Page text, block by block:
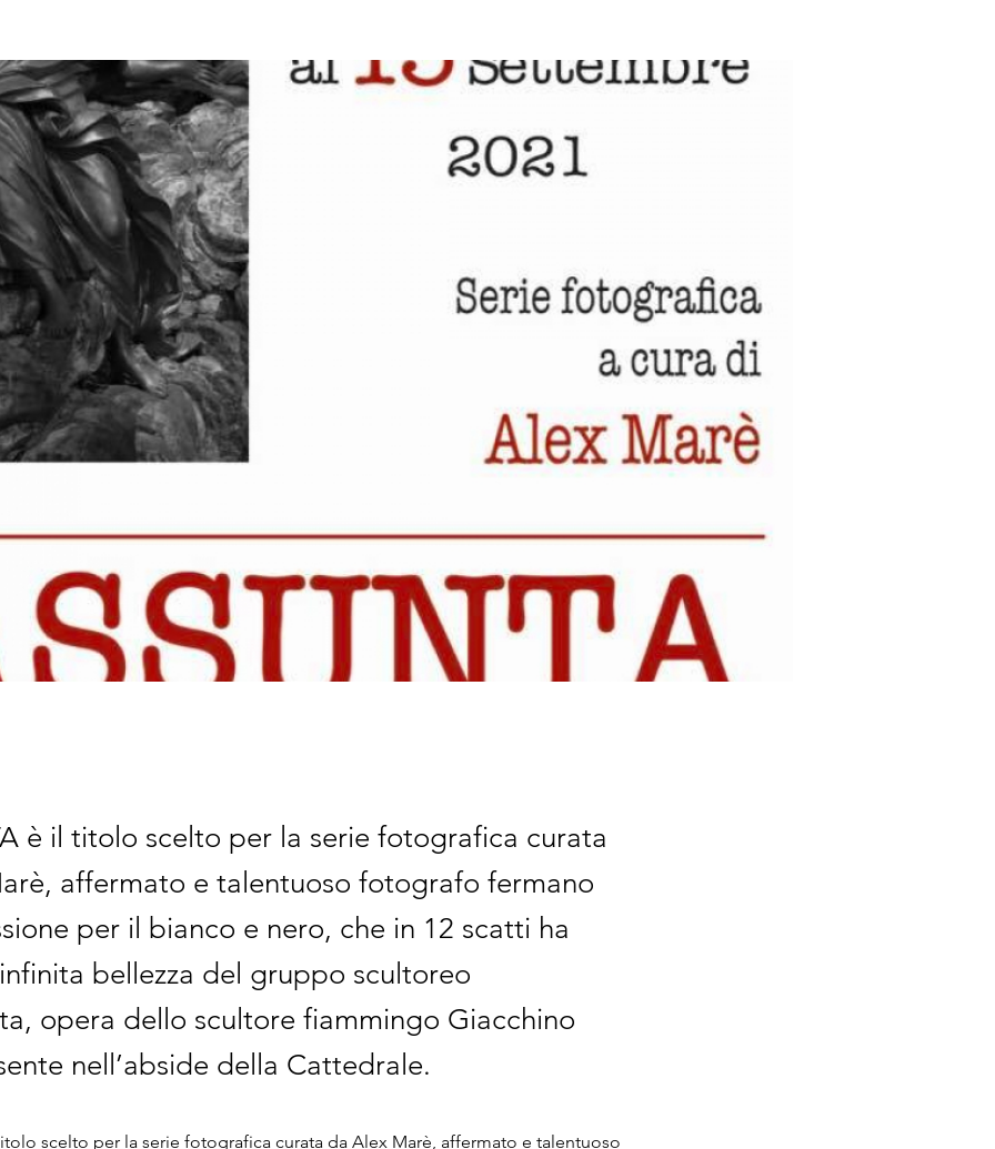
è il titolo scelto per la serie fotografica curata
affermato e talentuoso fotografo fermano
per il bianco e nero, che in 12 scatti ha
bellezza del gruppo scultoreo
opera dello scultore fiammingo Giacchino
nell’abside della Cattedrale.
titolo scelto per la serie fotografica curata da Alex Marè, affermato e talentuoso